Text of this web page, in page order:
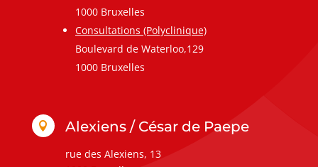
1000 Bruxelles
Consultations (Polyclinique)
Boulevard de Waterloo,129
1000 Bruxelles
 Alexiens / César de Paepe
rue des Alexiens, 13